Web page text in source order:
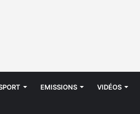
EMISSIONS VIDÉOS